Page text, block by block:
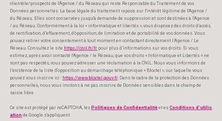
clientèle/prospects de l'Agence / du Réseau qui reste Responsable du Traitement de vos
Données personnelles. La base légale du traitement repose sur l'intérêt légitime de l'Agence /
du Réseau. Elles sont conservées jusqu'à demande de suppression et sont destinées à l'Agence
/ au Réseau. Conformément à la loi « informatique et libertés », vous disposez des droits d’accès,
de rectification, d’effacement, d’opposition, de limitation et de portabilité de vos données. Vous
pouvez retirer votre consentement à tout moment en contactant directement l’Agence / Le
Réseau. Consultez le site https://cnil.fr/fr pour plus d’informations sur vos droits. Si vous
estimez, après avoir contacté l'Agence / le Réseau, que vos droits « Informatique et Libertés » ne
sont pas respectés, vous pouvez adresser une réclamation à la CNIL. Nous vous informons de
l’existence de la liste d'opposition au démarchage téléphonique « Bloctel », sur laquelle vous
pouvez vous inscrire ici : https://www.bloctel.gouv.fr. Dans le cadre de la protection des Données
personnelles, nous vous invitons à ne pas inscrire de Données sensibles dans le champ de
saisie libre.
Ce site est protégé par reCAPTCHA, les Politiques de Confidentialité et es Conditions d'utilis
ation de Google s'appliquent.